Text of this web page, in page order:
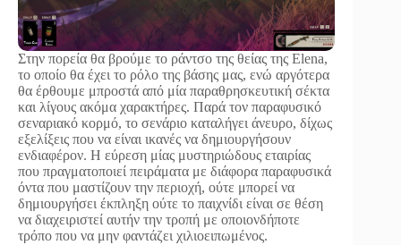
Στην πορεία θα βρούμε το ράντσο της θείας της Elena,
το οποίο θα έχει το ρόλο της βάσης μας, ενώ αργότερα
θα έρθουμε μπροστά από μία παραθρησκευτική σέκτα
και λίγους ακόμα χαρακτήρες. Παρά τον παραφυσικό
σεναριακό κορμό, το σενάριο καταλήγει άνευρο, δίχως
εξελίξεις που να είναι ικανές να δημιουργήσουν
ενδιαφέρον. Η εύρεση μίας μυστηριώδους εταιρίας
που πραγματοποιεί πειράματα με διάφορα παραφυσικά
όντα που μαστίζουν την περιοχή, ούτε μπορεί να
δημιουργήσει έκπληξη ούτε το παιχνίδι είναι σε θέση
να διαχειριστεί αυτήν την τροπή με οποιονδήποτε
τρόπο που να μην φαντάζει χιλιοειπωμένος.